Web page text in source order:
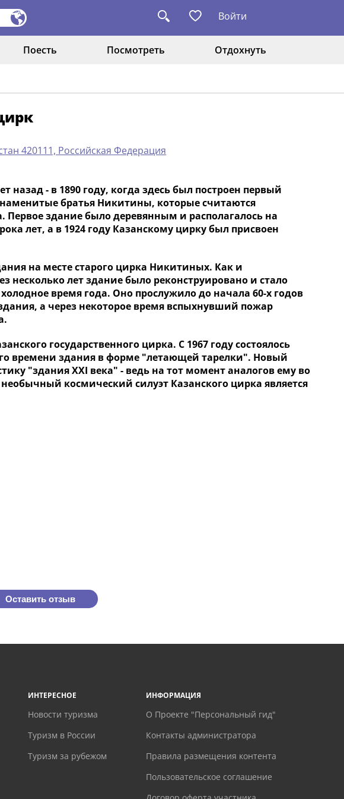
Войти
Поесть Посмотреть Отдохнуть
420111, Российская Федерация
назад - в 1890 году, когда здесь был построен первый
братья Никитины, которые считаются
Первое здание было деревянным и располагалось на
лет, а в 1924 году Казанскому цирку был присвоен
на месте старого цирка Никитиных. Как и
лет здание было реконструировано и стало
время года. Оно прослужило до начала 60-х годов
а через некоторое время вспыхнувший пожар
государственного цирка. С 1967 году состоялось
времени здания в форме "летающей тарелки". Новый
"здания XXI века" - ведь на тот момент аналогов ему во
космический силуэт Казанского цирка является
Оставить отзыв
ИНТЕРЕСНОЕ
Новости туризма
Туризм в России
Туризм за рубежом
ИНФОРМАЦИЯ
О Проекте "Персональный гид"
Контакты администратора
Правила размещения контента
Пользовательское соглашение